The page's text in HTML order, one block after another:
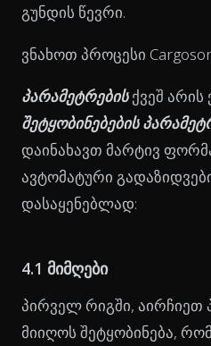
გუნდის წევრი.
ვნახოთ პროცესი
პარამეტრებისქვეშ არის
შეტყობინებების
დაინახავთ მარტივ
ავტომატური
დასაყენებლად:
4.1 მიმღები
პირველ რიგში, აირჩიეთ
მიიღოს შეტყობინება,